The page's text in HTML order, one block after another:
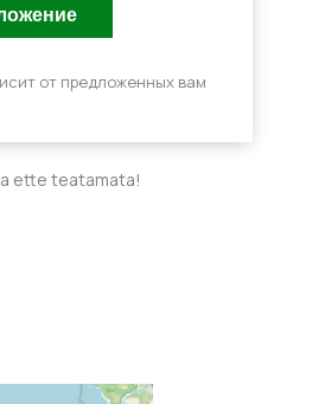
от предложенных вам
ette teatamata!